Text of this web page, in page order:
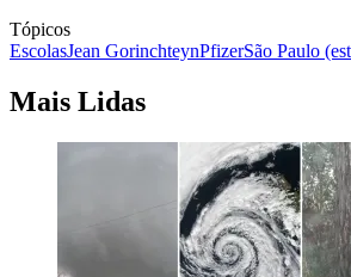
Tópicos
EscolasJean GorinchteynPfizerSão Paulo
Mais Lidas